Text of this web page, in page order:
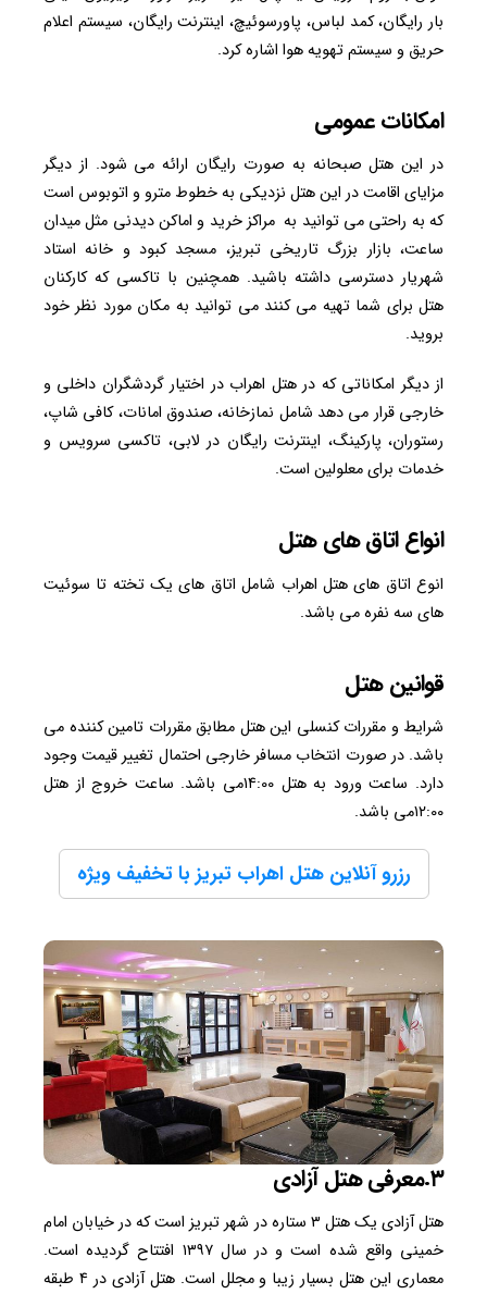
بار رایگان، کمد لباس، پاورسوئیچ، اینترنت رایگان، سیستم اعلام
حریق و سیستم تهویه هوا اشاره کرد.
امکانات عمومی
در این هتل صبحانه به صورت رایگان ارائه می شود. از دیگر
مزایای اقامت در این هتل نزدیکی به خطوط مترو و اتوبوس است
که به راحتی می توانید به مراکز خرید و اماکن دیدنی مثل میدان
ساعت، بازار بزرگ تاریخی تبریز، مسجد کبود و خانه استاد
شهریار دسترسی داشته باشید. همچنین با تاکسی که کارکنان
هتل برای شما تهیه می کنند می توانید به مکان مورد نظر خود
بروید.
از دیگر امکاناتی که در هتل اهراب در اختیار گردشگران داخلی و
خارجی قرار می دهد شامل نمازخانه، صندوق امانات، کافی شاپ،
رستوران، پارکینگ، اینترنت رایگان در لابی، تاکسی سرویس و
خدمات برای معلولین است.
انواع اتاق های هتل
انوع اتاق های هتل اهراب شامل اتاق های یک تخته تا سوئیت
های سه نفره می باشد.
قوانین هتل
شرایط و مقررات کنسلی این هتل مطابق مقررات تامین کننده می
باشد. در صورت انتخاب مسافر خارجی احتمال تغییر قیمت وجود
دارد. ساعت ورود به هتل ۱۴:00می باشد. ساعت خروج از هتل
۱۲:00می باشد.
رزرو آنلاین هتل اهراب تبریز با تخفیف ویژه
۳.معرفی هتل آزادی
هتل آزادی یک هتل ۳ ستاره در شهر تبریز است که در خیابان امام
خمینی واقع شده است و در سال ۱۳۹۷ افتتاح گردیده است.
معماری این هتل بسیار زیبا و مجلل است. هتل آزادی در ۴ طبقه